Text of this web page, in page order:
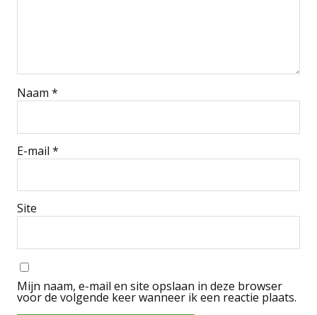
Naam *
E-mail *
Site
Mijn naam, e-mail en site opslaan in deze browser
voor de volgende keer wanneer ik een reactie plaats.